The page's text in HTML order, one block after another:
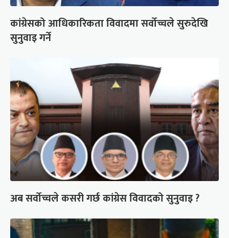
कांग्रेसको आधिकारिकता विवादमा सर्वोच्चले सुरुदेखि
सुनुवाइ गर्ने
अब सर्वोच्चले कसरी गर्छ कांग्रेस विवादको सुनुवाइ ?